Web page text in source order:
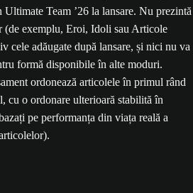
Team ’26 la lansare. Nu prezintă
(de exemplu, Eroi, Idoli sau Articole
cele adăugate după lansare, și nici nu va
formă disponibile în alte moduri.
ordonează articolele în primul rând
cu o ordonare ulterioară stabilită în
pe performanța din viața reală a